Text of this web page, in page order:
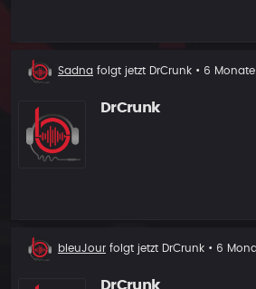
Neuer
Sadna folgt jetzt DrCrunk • 6
DrCrunk
Neuer
bleuJour folgt jetzt DrCrunk • 6
DrCrunk